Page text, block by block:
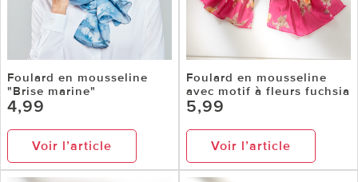
Foulard en mousseline
"Brise marine"
4,99
Voir l’article
Foulard en mousseline
avec motif à fleurs fuchsia
5,99
Voir l’article